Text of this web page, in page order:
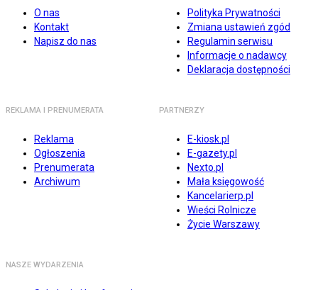
O nas
Kontakt
Napisz do nas
Polityka Prywatności
Zmiana ustawień zgód
Regulamin serwisu
Informacje o nadawcy
Deklaracja dostępności
REKLAMA I PRENUMERATA
Reklama
Ogłoszenia
Prenumerata
Archiwum
PARTNERZY
E-kiosk.pl
E-gazety.pl
Nexto.pl
Mała księgowość
Kancelarierp.pl
Wieści Rolnicze
Życie Warszawy
NASZE WYDARZENIA